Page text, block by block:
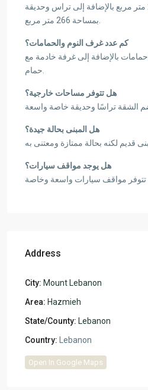
تبلغ المساحة الداخلية 268 متر مربع بالإضافة إلى تراس وحديقة
كم عدد غرف النوم والحمامات؟
تضم الشقة 3 غرف نوم و3 حمامات بالإضافة إلى غرفة خادمة مع
هل تتوفر مساحات خارجية؟
هل المبنى بحالة جيدة؟
هل يوجد مواقف سيارات؟
Address
City: Mount Lebanon
Area: Hazmieh
State/County: Lebanon
Country: Lebanon
Open In Google Maps